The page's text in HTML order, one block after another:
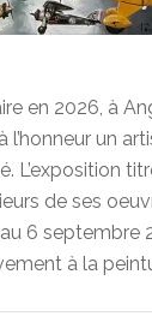
en 2026, à
l’honneur un
L’exposition
de ses
6 septembre
à la